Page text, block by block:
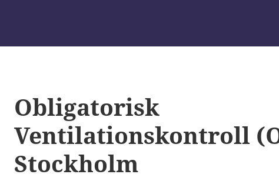
Obligatorisk
Ventilationskontroll
Stockholm